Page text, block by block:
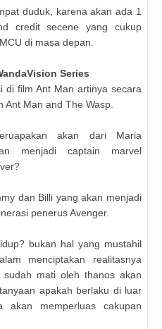
duduk, karena akan ada 1
credit secene yang cukup
di masa depan.
Series
di film Ant Man artinya secara
Man and The Wasp.
akan dari Maria
menjadi captain marvel
dan Billi yang akan menjadi
penerus Avenger.
bukan hal yang mustahil
menciptakan realitasnya
mati oleh thanos akan
apakah berlaku di luar
akan memperluas cakupan